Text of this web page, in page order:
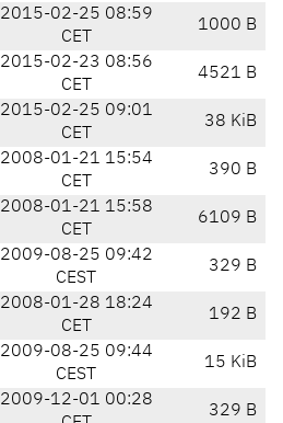
2015-02-25 08:59
CET
1000 B
2015-02-23 08:56
CET
4521 B
2015-02-25 09:01
CET
38 KiB
2008-01-21 15:54
CET
390 B
2008-01-21 15:58
CET
6109 B
2009-08-25 09:42
CEST
329 B
2008-01-28 18:24
CET
192 B
2009-08-25 09:44
CEST
15 KiB
2009-12-01 00:28
329 B